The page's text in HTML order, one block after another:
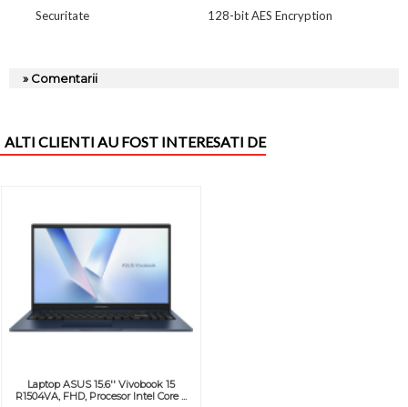
Securitate
128-bit AES Encryption
» Comentarii
ALTI CLIENTI AU FOST INTERESATI DE
Laptop ASUS 15.6'' Vivobook 15
R1504VA, FHD, Procesor Intel Core ...